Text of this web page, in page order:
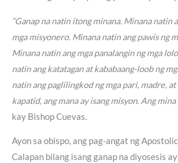
“Ganap na natin itong minana. Minana natin
mga misyonero. Minana natin ang pawis ng
Minana natin ang mga panalangin ng mga
natin ang katatagan at kababaang-loob ng
natin ang paglilingkod ng mga pari, madre, at
kapatid, ang mana ay isang misyon. Ang mina
kay Bishop Cuevas.
Ayon sa obispo, ang pag-angat ng
Calapan bilang isang ganap na diyosesis